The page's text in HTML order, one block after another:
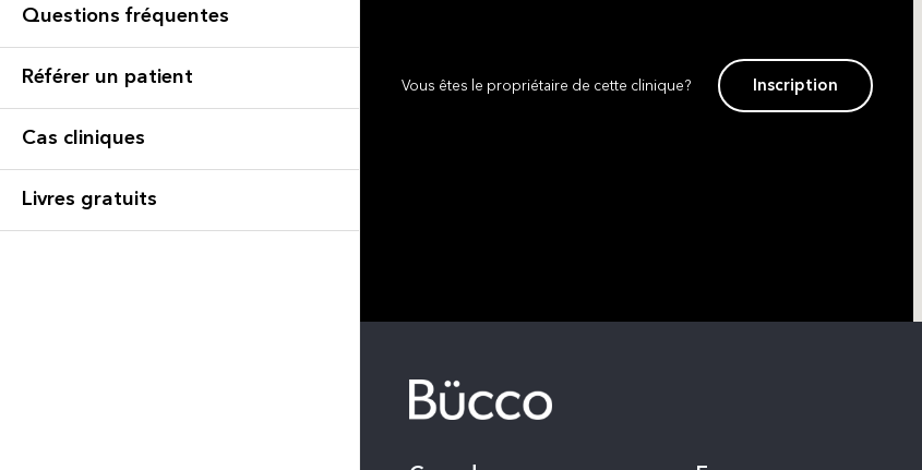
Questions fréquentes
Référer un patient
Cas cliniques
Livres gratuits
Vous êtes le propriétaire de cette clinique? Inscription